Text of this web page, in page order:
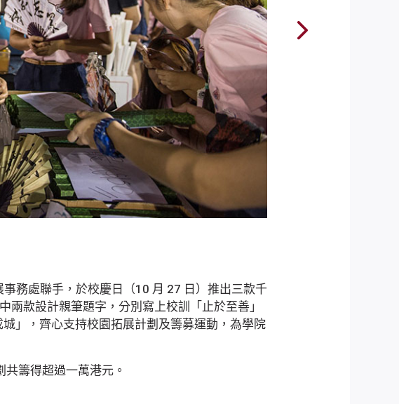
務處聯手，於校慶日（10 月 27 日）推出三款千
款設計親筆題字，分別寫上校訓「止於至善」
」，齊心支持校園拓展計劃及籌募運動，為學院
籌得超過一萬港元。